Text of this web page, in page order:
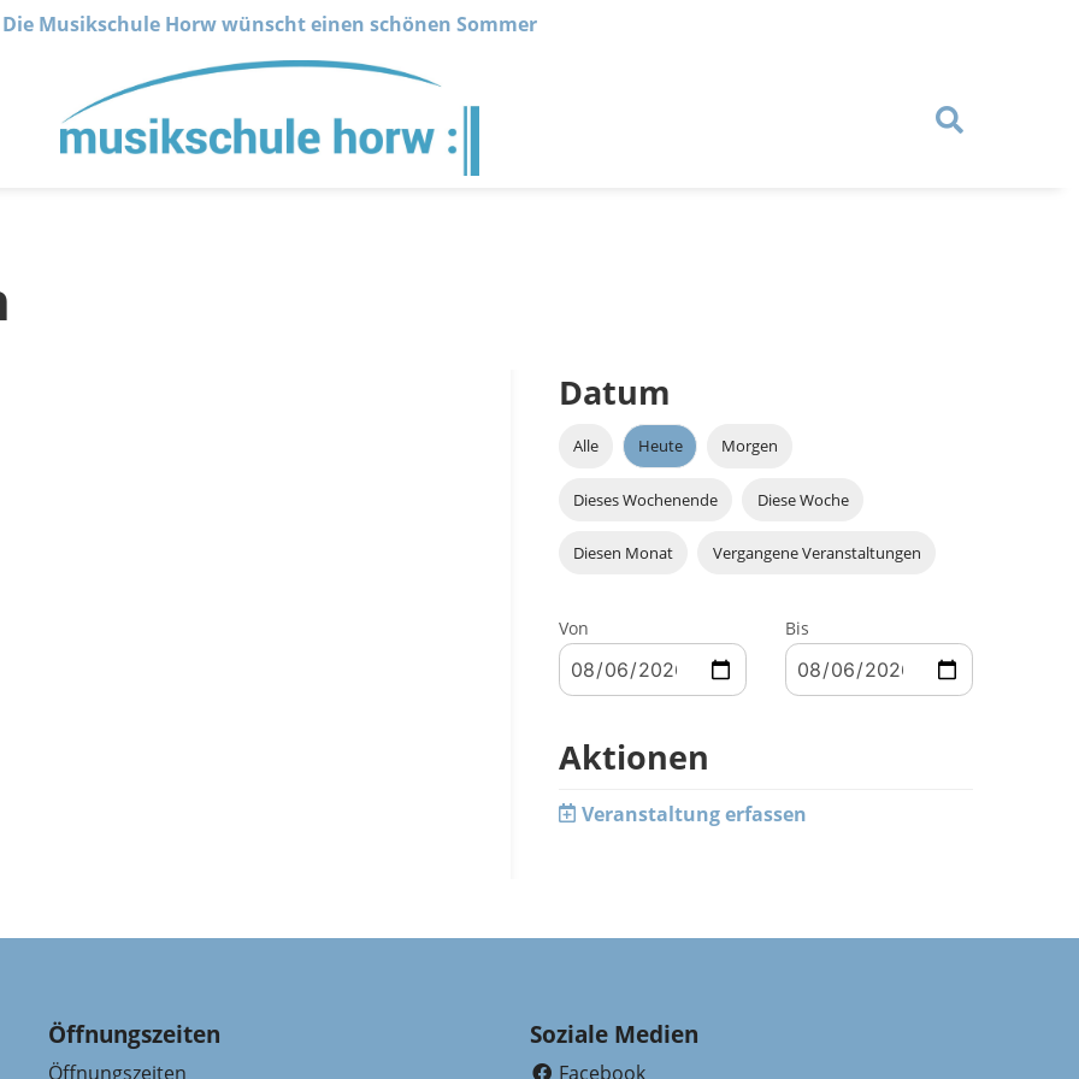
Die Musikschule Horw wünscht einen schönen Sommer
Datum
Alle Heute Morgen
Dieses Wochenende Diese Woche
Diesen Monat Vergangene Veranstaltungen
Von Bis
Aktionen
Veranstaltung erfassen
Öffnungszeiten
Öffnungszeiten
Soziale Medien
Facebook